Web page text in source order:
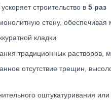
строительство в 5 раз
стену, обеспечивая
кладки
традиционных
отсутствие трещин,
оштукатуривания или